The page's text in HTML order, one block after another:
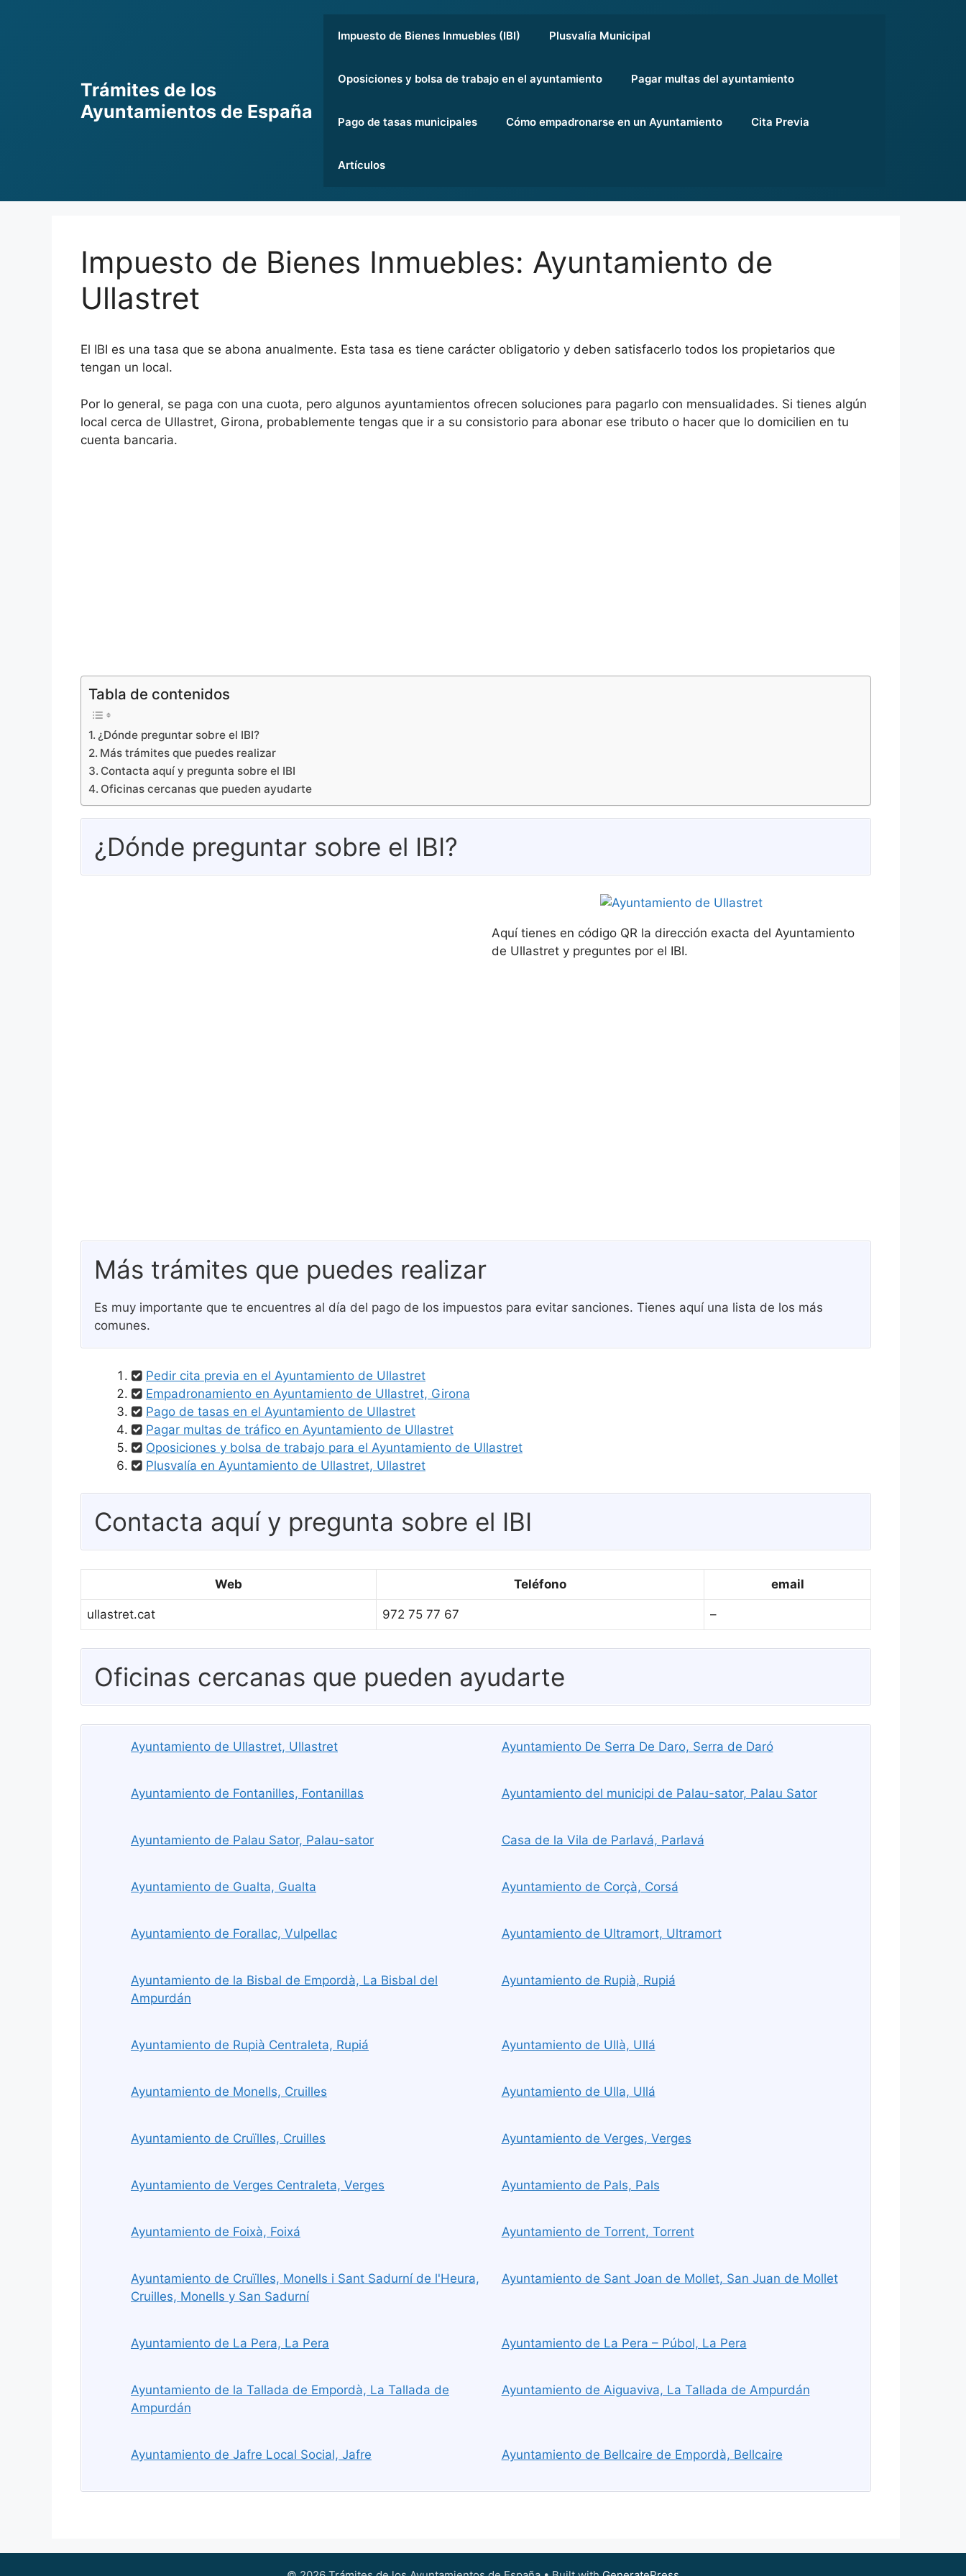
Trámites de los
Ayuntamientos de España
Impuesto de Bienes Inmuebles (IBI) Plusvalía Municipal
Oposiciones y bolsa de trabajo en el ayuntamiento Pagar multas del ayuntamiento
Pago de tasas municipales Cómo empadronarse en un Ayuntamiento Cita Previa
Artículos
Impuesto de Bienes Inmuebles: Ayuntamiento de
Ullastret
El IBI es una tasa que se abona anualmente. Esta tasa es tiene carácter obligatorio y deben satisfacerlo todos los propietarios que
tengan un local.
Por lo general, se paga con una cuota, pero algunos ayuntamientos ofrecen soluciones para pagarlo con mensualidades. Si tienes algún
local cerca de Ullastret, Girona, probablemente tengas que ir a su consistorio para abonar ese tributo o hacer que lo domicilien en tu
cuenta bancaria.
Tabla de contenidos
¿Dónde preguntar sobre el IBI?
Más trámites que puedes realizar
Contacta aquí y pregunta sobre el IBI
Oficinas cercanas que pueden ayudarte
¿Dónde preguntar sobre el IBI?
Aquí tienes en código QR la dirección exacta del Ayuntamiento
de Ullastret y preguntes por el IBI.
Más trámites que puedes realizar
Es muy importante que te encuentres al día del pago de los impuestos para evitar sanciones. Tienes aquí una lista de los más
comunes.
Pedir cita previa en el Ayuntamiento de Ullastret
Empadronamiento en Ayuntamiento de Ullastret, Girona
Pago de tasas en el Ayuntamiento de Ullastret
Pagar multas de tráfico en Ayuntamiento de Ullastret
Oposiciones y bolsa de trabajo para el Ayuntamiento de Ullastret
Plusvalía en Ayuntamiento de Ullastret, Ullastret
Contacta aquí y pregunta sobre el IBI
Web Teléfono email
ullastret.cat 972 75 77 67 –
Oficinas cercanas que pueden ayudarte
Ayuntamiento de Ullastret, Ullastret Ayuntamiento De Serra De Daro, Serra de Daró
Ayuntamiento de Fontanilles, Fontanillas Ayuntamiento del municipi de Palau-sator, Palau Sator
Ayuntamiento de Palau Sator, Palau-sator Casa de la Vila de Parlavá, Parlavá
Ayuntamiento de Gualta, Gualta Ayuntamiento de Corçà, Corsá
Ayuntamiento de Forallac, Vulpellac Ayuntamiento de Ultramort, Ultramort
Ayuntamiento de la Bisbal de Empordà, La Bisbal del
Ampurdán
Ayuntamiento de Rupià, Rupiá
Ayuntamiento de Rupià Centraleta, Rupiá Ayuntamiento de Ullà, Ullá
Ayuntamiento de Monells, Cruilles Ayuntamiento de Ulla, Ullá
Ayuntamiento de Cruïlles, Cruilles Ayuntamiento de Verges, Verges
Ayuntamiento de Verges Centraleta, Verges Ayuntamiento de Pals, Pals
Ayuntamiento de Foixà, Foixá Ayuntamiento de Torrent, Torrent
Ayuntamiento de Cruïlles, Monells i Sant Sadurní de l'Heura,
Cruilles, Monells y San Sadurní
Ayuntamiento de Sant Joan de Mollet, San Juan de Mollet
Ayuntamiento de La Pera, La Pera Ayuntamiento de La Pera – Púbol, La Pera
Ayuntamiento de la Tallada de Empordà, La Tallada de
Ampurdán
Ayuntamiento de Aiguaviva, La Tallada de Ampurdán
Ayuntamiento de Jafre Local Social, Jafre Ayuntamiento de Bellcaire de Empordà, Bellcaire